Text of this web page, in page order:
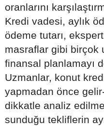
oranlarını
Kredi vadesi, aylık
ödeme tutarı,
masraflar gibi birçok
finansal planlamayı
Uzmanlar, konut
yapmadan önce
dikkatle analiz
sunduğu tekliflerin